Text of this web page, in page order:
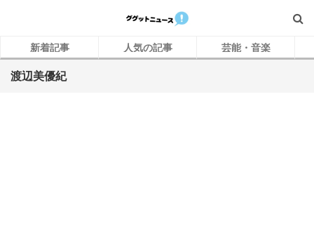
新着記事 人気の記事 芸能・音楽
渡辺美優紀